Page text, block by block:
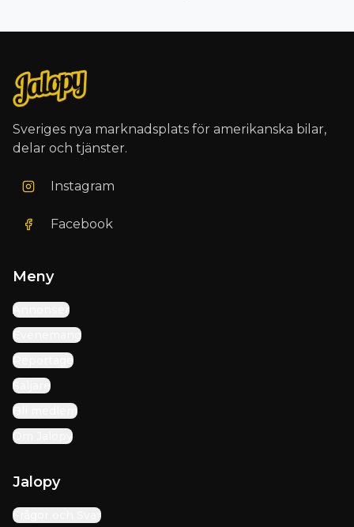
Sveriges nya marknadsplats för amerikanska bilar,
delar och tjänster.
Instagram
Facebook
Meny
Annonser
Evenemang
Reportage
Säljare
Bli medlem
Om Jalopy
Jalopy
Frågor och Svar